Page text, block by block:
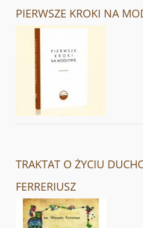
PIERWSZE KROKI NA
TRAKTAT O ŻYCIU
FERRERIUSZ